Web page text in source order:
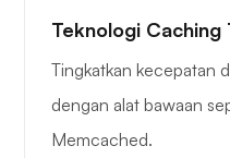
Pelindung
Teknologi Caching
Tingkatkan kecepatan
dengan alat bawaan
Memcached.